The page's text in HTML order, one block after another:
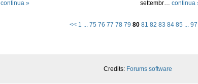
continua »
settembr… continua
<< 1 ... 75 76 77 78 79 80 81 82 83 84 85 ... 97
Credits: Forums software